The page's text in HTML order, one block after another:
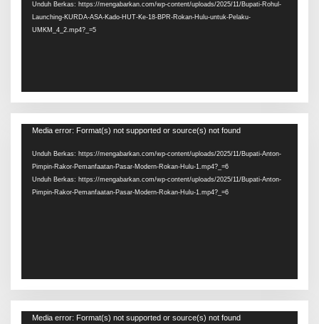
Unduh Berkas: https://mengabarkan.com/wp-content/uploads/2025/11/Bupati-Rohul-
Launching-KURDA-ASA-Kado-HUT-Ke-18-BPR-Rokan-Hulu-untuk-Pelaku-
UMKM_4_2.mp4?_=5
Pemutar
Media error: Format(s) not supported or source(s) not found
Unduh Berkas: https://mengabarkan.com/wp-content/uploads/2025/11/Bupati-Anton-
Pimpin-Rakor-Pemanfaatan-Pasar-Modern-Rokan-Hulu-1.mp4?_=6
Unduh Berkas: https://mengabarkan.com/wp-content/uploads/2025/11/Bupati-Anton-
Pimpin-Rakor-Pemanfaatan-Pasar-Modern-Rokan-Hulu-1.mp4?_=6
Pemutar
Media error: Format(s) not supported or source(s) not found